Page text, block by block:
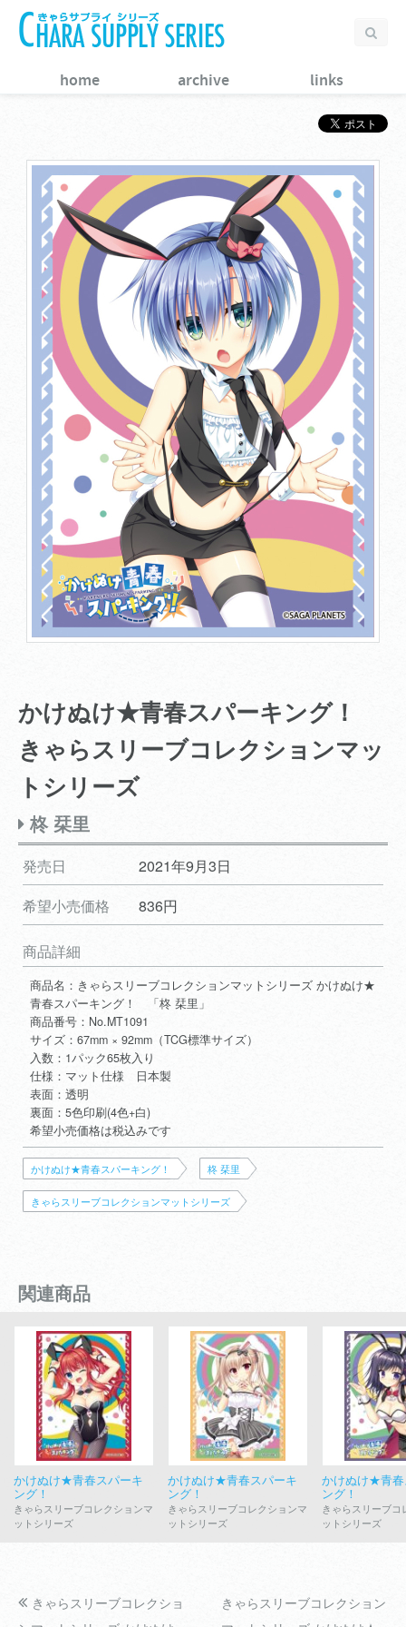
home archive links
かけぬけ★青春スパーキング！
きゃらスリーブコレクションマッ
トシリーズ
柊 栞里
発売日
2021年9月3日
希望小売価格
836円
商品詳細
商品名：きゃらスリーブコレクションマットシリーズ かけぬけ★
青春スパーキング！ 「柊 栞里」
商品番号：No.MT1091
サイズ：67mm × 92mm（TCG標準サイズ）
入数：1パック65枚入り
仕様：マット仕様 日本製
表面：透明
裏面：5色印刷(4色+白)
希望小売価格は税込みです
かけぬけ★青春スパーキング！ 柊 栞里
きゃらスリーブコレクションマットシリーズ
関連商品
かけぬけ★青春スパーキ
ング！
きゃらスリーブコレクションマ
ットシリーズ
かけぬけ★青春スパーキ
ング！
きゃらスリーブコレクションマ
ットシリーズ
かけぬけ★青春
ング！
きゃらスリーブコ
ットシリーズ
きゃらスリーブコレクショ
きゃらスリーブコレクション